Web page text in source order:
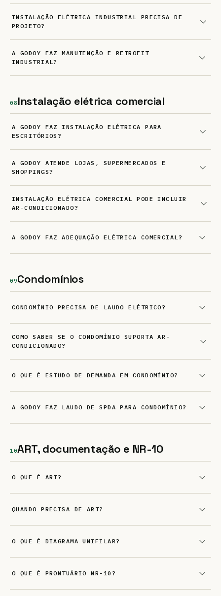
INSTALAÇÃO ELÉTRICA INDUSTRIAL PRECISA DE
PROJETO?
A GODOY FAZ MANUTENÇÃO E RETROFIT
INDUSTRIAL?
08 Instalação elétrica comercial
A GODOY FAZ INSTALAÇÃO ELÉTRICA PARA
ESCRITÓRIOS?
A GODOY ATENDE LOJAS, SUPERMERCADOS E
SHOPPINGS?
INSTALAÇÃO ELÉTRICA COMERCIAL PODE INCLUIR
AR-CONDICIONADO?
A GODOY FAZ ADEQUAÇÃO ELÉTRICA COMERCIAL?
09Condomínios
CONDOMÍNIO PRECISA DE LAUDO ELÉTRICO?
COMO SABER SE O CONDOMÍNIO SUPORTA AR-
CONDICIONADO?
O QUE É ESTUDO DE DEMANDA EM CONDOMÍNIO?
A GODOY FAZ LAUDO DE SPDA PARA CONDOMÍNIO?
10ART, documentação e NR-10
O QUE É ART?
QUANDO PRECISA DE ART?
O QUE É DIAGRAMA UNIFILAR?
O QUE É PRONTUÁRIO NR-10?